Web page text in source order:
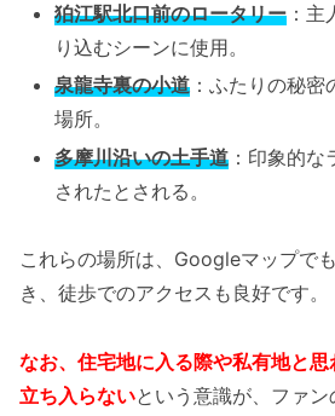
狛江駅北口前のロータリー ：
り込むシーンに使用。
泉龍寺裏の小道 ：ふたりの秘
場所。
多摩川沿いの土手道 ：印象的
されたとされる。
これらの場所は、Googleマップで
き、徒歩でのアクセスも良好です。
なお、住宅地に入る際や私有地と
立ち入らないという意識が、ファ